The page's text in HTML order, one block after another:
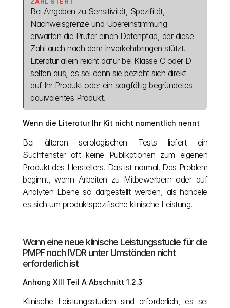
Bei Angaben zu Sensitivität, Spezifität,
Nachweisgrenze und Übereinstimmung
erwarten die Prüfer einen Datenpfad, der diese
Zahl auch nach dem Inverkehrbringen stützt.
Literatur allein reicht dafür bei Klasse C oder D
selten aus, es sei denn sie bezieht sich direkt
auf Ihr Produkt oder ein sorgfältig begründetes
äquivalentes Produkt.
Wenn die Literatur Ihr Kit nicht namentlich nennt
Bei älteren serologischen Tests liefert ein
Suchfenster oft keine Publikationen zum eigenen
Produkt des Herstellers. Das ist normal. Das Problem
beginnt, wenn Arbeiten zu Mitbewerbern oder auf
Analyten-Ebene so dargestellt werden, als handele
es sich um produktspezifische klinische Leistung.
Wann eine neue klinische Leistungsstudie für die
PMPF nach IVDR unter Umständen nicht
erforderlich ist
Anhang XIII Teil A Abschnitt 1.2.3
Klinische Leistungsstudien sind erforderlich, es sei